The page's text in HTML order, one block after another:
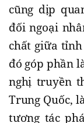
cũng dịp
đối ngoại
chất giữa
đó góp phần
nghị truyền
Trung Quốc,
tương tác